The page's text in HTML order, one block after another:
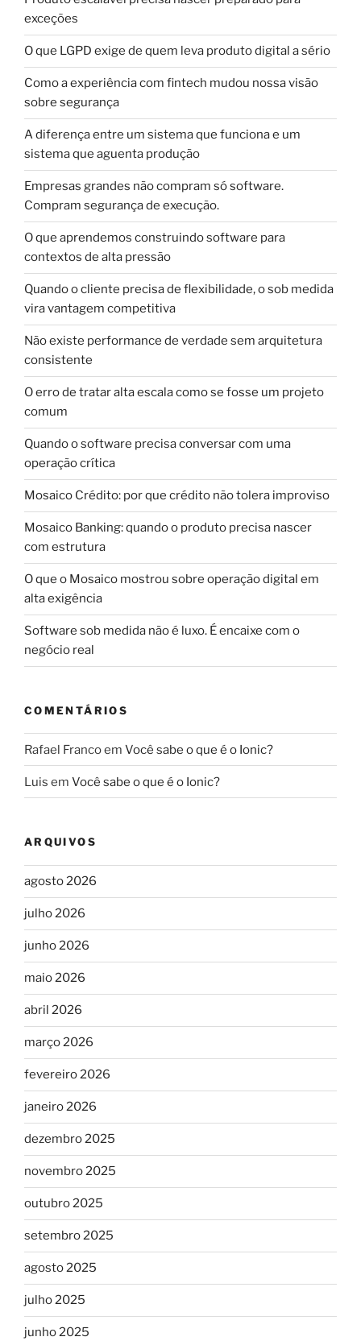
exceções
O que LGPD exige de quem leva produto digital a sério
Como a experiência com fintech mudou nossa visão
sobre segurança
A diferença entre um sistema que funciona e um
sistema que aguenta produção
Empresas grandes não compram só software.
Compram segurança de execução.
O que aprendemos construindo software para
contextos de alta pressão
Quando o cliente precisa de flexibilidade, o sob medida
vira vantagem competitiva
Não existe performance de verdade sem arquitetura
consistente
O erro de tratar alta escala como se fosse um projeto
comum
Quando o software precisa conversar com uma
operação crítica
Mosaico Crédito: por que crédito não tolera improviso
Mosaico Banking: quando o produto precisa nascer
com estrutura
O que o Mosaico mostrou sobre operação digital em
alta exigência
Software sob medida não é luxo. É encaixe com o
negócio real
COMENTÁRIOS
Rafael Francoem Você sabe o que é o Ionic?
Luis em Você sabe o que é o Ionic?
ARQUIVOS
agosto 2026
julho 2026
junho 2026
maio 2026
abril 2026
março 2026
fevereiro 2026
janeiro 2026
dezembro 2025
novembro 2025
outubro 2025
setembro 2025
agosto 2025
julho 2025
junho 2025